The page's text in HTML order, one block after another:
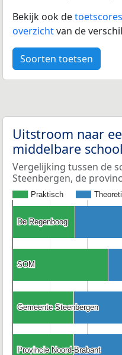
Bekijk ook de
overzichtvan de
Soorten toetsen
Uitstroom naar
middelbare school
Vergelijking tussen de
Steenbergen, de
Praktisch
De Regenboog
De Regenboog
SOM
SOM
Gemeente Steenbergen
Gemeente Steenbergen
Provincie Noord-Brabant
Provincie Noord-Brabant